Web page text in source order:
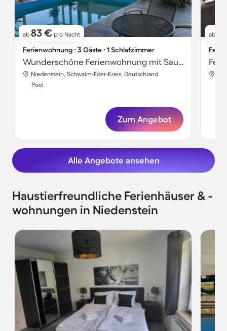
ab 83 € pro Nacht
Ferienwohnung ∙ 3 Gäste ∙ 1 Schlafzimmer
Wunderschöne Ferienwohnung mit Sauna, Garten und Pool | Haustiere erlaubt
Niedenstein, Schwalm-Eder-Kreis, Deutschland
Pool
Zum Angebot
ab
Alle Angebote ansehen
Haustierfreundliche Ferienhäuser & -
wohnungen in Niedenstein